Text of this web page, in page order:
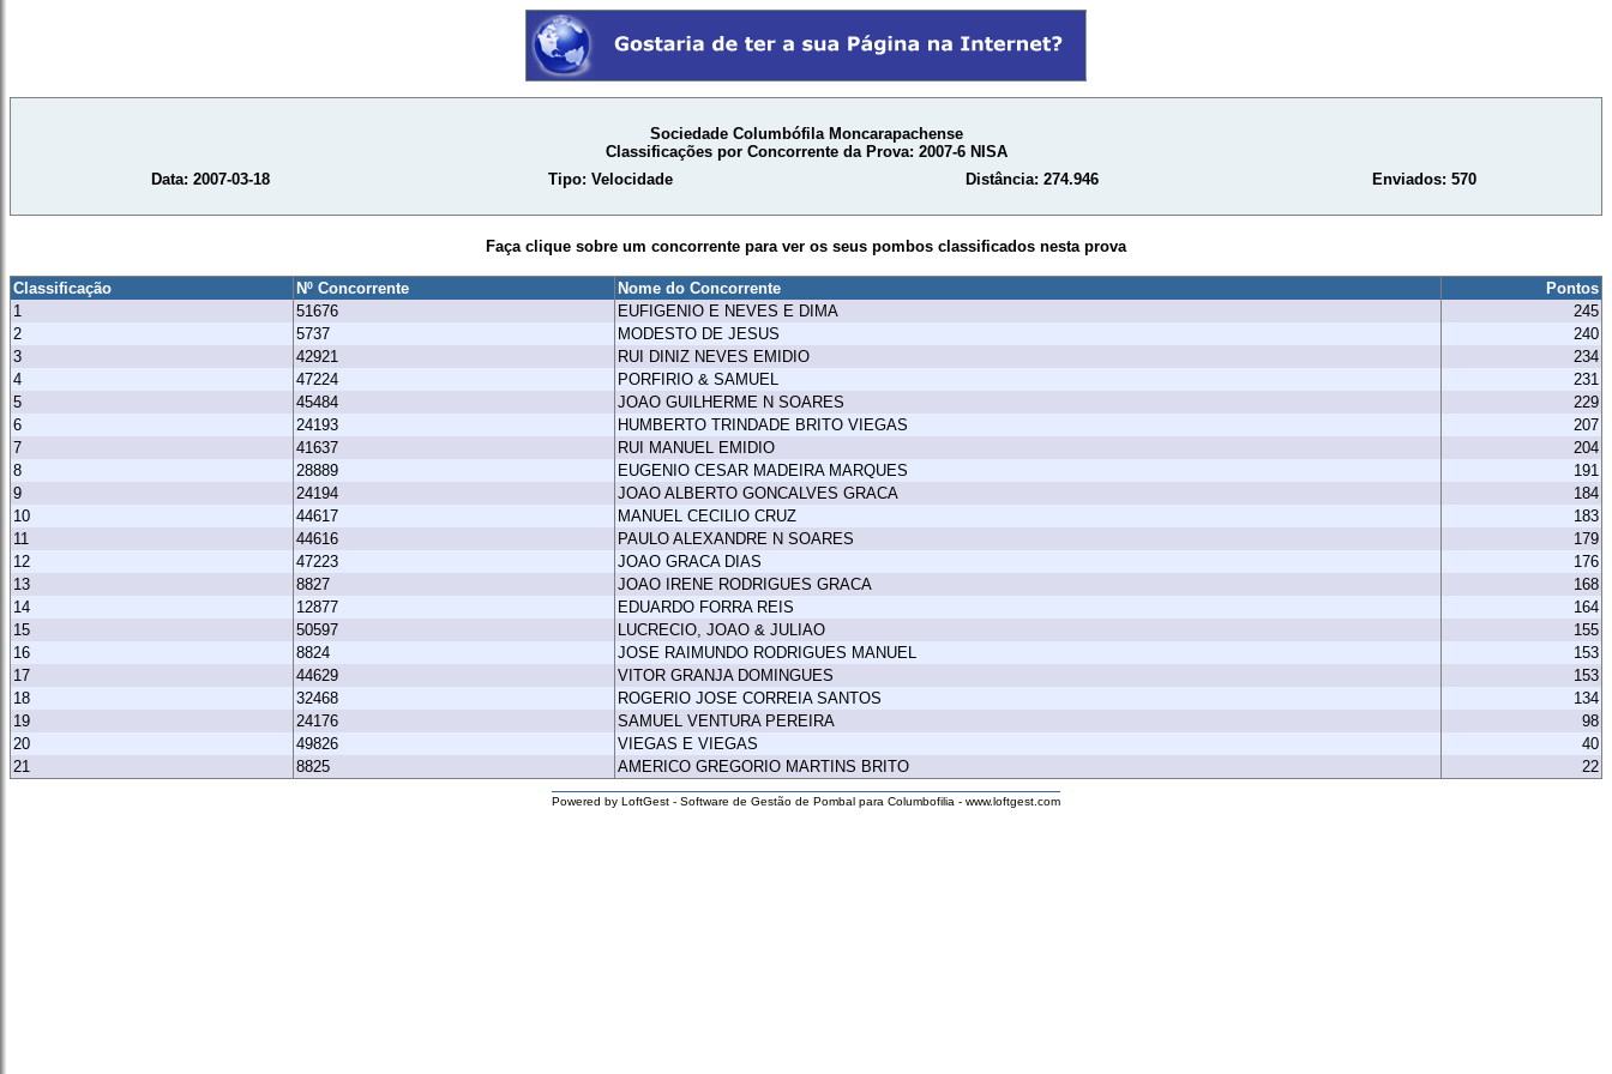
Sociedade Columbófila Moncarapachense
Classificações por Concorrente da Prova: 2007-6 NISA
Data: 2007-03-18
Tipo: Velocidade Distância: 274.946 Enviados: 570
Faça clique sobre um concorrente para ver os seus pombos classificados nesta prova
Classificação Nº Concorrente Nome do Concorrente
Pontos
1
51676 EUFIGENIO E NEVES E DIMA
245
2
5737 MODESTO DE JESUS
240
3
42921 RUI DINIZ NEVES EMIDIO
234
4
47224 PORFIRIO & SAMUEL
231
5
45484 JOAO GUILHERME N SOARES
229
6
24193 HUMBERTO TRINDADE BRITO VIEGAS
207
7
41637 RUI MANUEL EMIDIO
204
8
28889 EUGENIO CESAR MADEIRA MARQUES
191
9
24194 JOAO ALBERTO GONCALVES GRACA
184
10
44617 MANUEL CECILIO CRUZ
183
11
44616 PAULO ALEXANDRE N SOARES
179
12
47223 JOAO GRACA DIAS
176
13
8827 JOAO IRENE RODRIGUES GRACA
168
14
12877 EDUARDO FORRA REIS
164
15
50597 LUCRECIO, JOAO & JULIAO
155
16
8824 JOSE RAIMUNDO RODRIGUES MANUEL
153
17
44629 VITOR GRANJA DOMINGUES
153
18
32468 ROGERIO JOSE CORREIA SANTOS
134
19
24176 SAMUEL VENTURA PEREIRA
98
20
49826 VIEGAS E VIEGAS
40
21
8825 AMERICO GREGORIO MARTINS BRITO 22
Powered by LoftGest - Software de Gestão de Pombal para Columbofilia - www.loftgest.com